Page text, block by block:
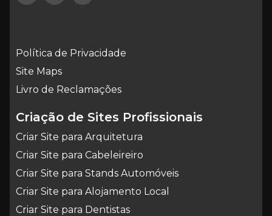
Política de Privacidade
Site Maps
Livro de Reclamações
Criação de Sites Profissionais
Criar Site para Arquitetura
Criar Site para Cabeleireiro
Criar Site para Stands Automóveis
Criar Site para Alojamento Local
Criar Site para Dentistas